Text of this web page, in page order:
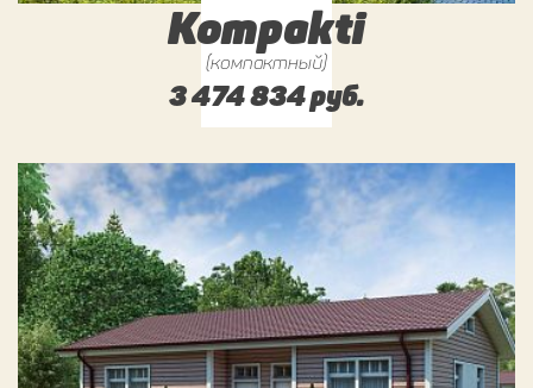
Kompakti
(компактный)
3 474 834 руб.